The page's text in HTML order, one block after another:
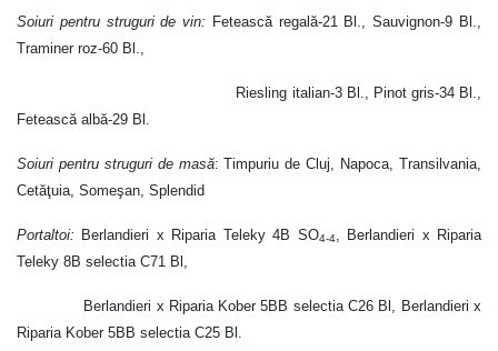
Soiuri pentru struguri de vin: Fetească regală-21 Bl., Sauvignon-9 Bl.,
Traminer roz-60 Bl.,
Riesling italian-3 Bl., Pinot gris-34 Bl.,
Fetească albă-29 Bl.
Soiuri pentru struguri de masă: Timpuriu de Cluj, Napoca, Transilvania,
Cetăţuia, Someşan, Splendid
Portaltoi: Berlandieri x Riparia Teleky 4B SO4-4
, Berlandieri x Riparia
Teleky 8B selectia C71 Bl,
Berlandieri x Riparia Kober 5BB selectia C26 Bl, Berlandieri x
Riparia Kober 5BB selectia C25 Bl.